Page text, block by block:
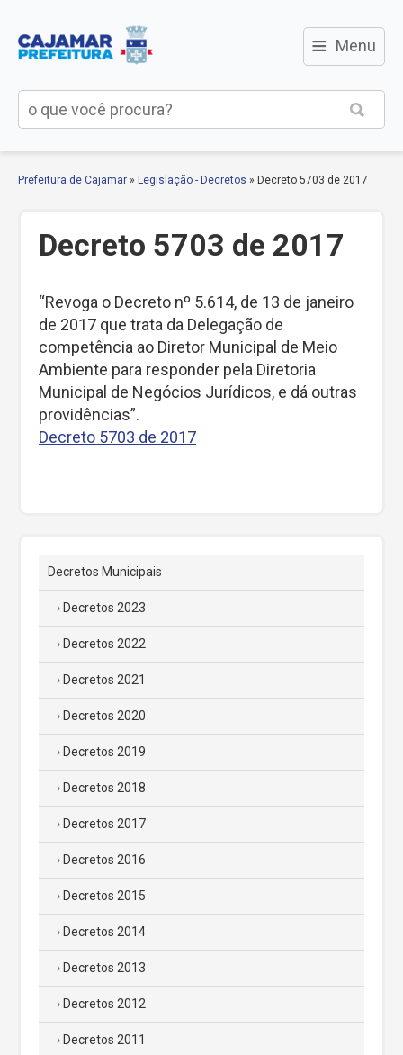
≡ Menu
Prefeitura de Cajamar » Legislação - Decretos » Decreto 5703 de 2017
Decreto 5703 de 2017
“Revoga o Decreto nº 5.614, de 13 de janeiro
de 2017 que trata da Delegação de
competência ao Diretor Municipal de Meio
Ambiente para responder pela Diretoria
Municipal de Negócios Jurídicos, e dá outras
providências”.
Decreto 5703 de 2017
Decretos Municipais
Decretos 2023
Decretos 2022
Decretos 2021
Decretos 2020
Decretos 2019
Decretos 2018
Decretos 2017
Decretos 2016
Decretos 2015
Decretos 2014
Decretos 2013
Decretos 2012
Decretos 2011